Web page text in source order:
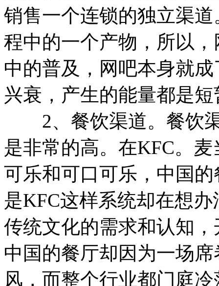
销售一个连锁的独立渠
程中的一个产物，所以
中的普及，网吧本身就
兴衰，产生的能量都是短
2、餐饮渠道。餐饮渠
是非常的高。在KFC。
可乐和可口可乐，中国
是KFC这样系统却在想
传统文化的需求和认知
中国的餐厅却因为一场
风，而整个行业都门庭